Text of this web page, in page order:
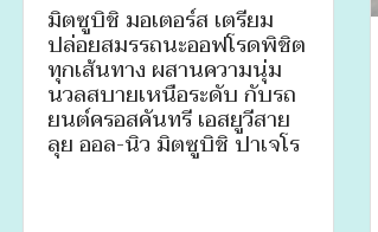
มิตซูบิชิ มอเตอร์ส เตรียม
ปล่อยสมรรถนะออฟโรดพิชิต
ทุกเส้นทาง ผสานความนุ่ม
นวลสบายเหนือระดับ กับรถ
ยนต์ครอสคันทรี เอสยูวีสาย
ลุย ออล-นิว มิตซูบิชิ ปาเจโร